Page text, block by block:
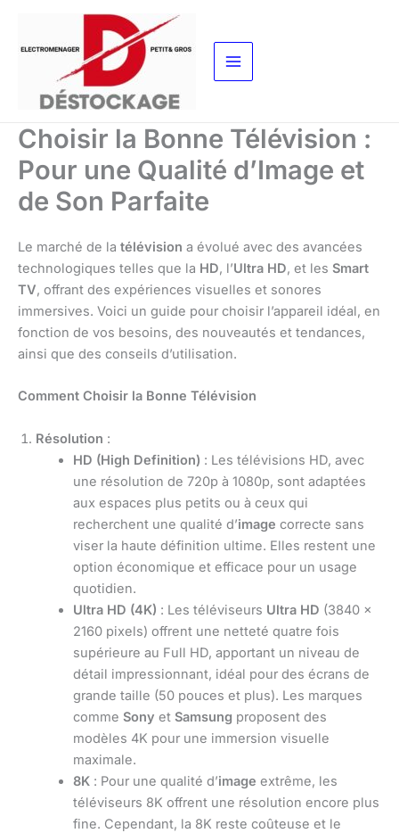
contenu
Choisir la Bonne Télévision :
Pour une Qualité d’Image et
de Son Parfaite
Le marché de la télévision a évolué avec des avancées
technologiques telles que la HD, l’Ultra HD, et les Smart
TV, offrant des expériences visuelles et sonores
immersives. Voici un guide pour choisir l’appareil idéal, en
fonction de vos besoins, des nouveautés et tendances,
ainsi que des conseils d’utilisation.
Comment Choisir la Bonne Télévision
Résolution :
HD (High Definition) : Les télévisions HD, avec
une résolution de 720p à 1080p, sont adaptées
aux espaces plus petits ou à ceux qui
recherchent une qualité d’image correcte sans
viser la haute définition ultime. Elles restent une
option économique et efficace pour un usage
quotidien.
Ultra HD (4K) : Les téléviseurs Ultra HD (3840 x
2160 pixels) offrent une netteté quatre fois
supérieure au Full HD, apportant un niveau de
détail impressionnant, idéal pour des écrans de
grande taille (50 pouces et plus). Les marques
comme Sony et Samsung proposent des
modèles 4K pour une immersion visuelle
maximale.
8K: Pour une qualité d’image extrême, les
téléviseurs 8K offrent une résolution encore plus
fine. Cependant, la 8K reste coûteuse et le